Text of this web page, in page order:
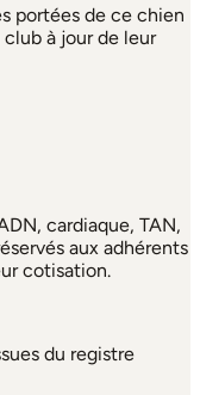
portées de ce chien
à jour de leur
cardiaque, TAN,
aux adhérents
cotisation.
du registre